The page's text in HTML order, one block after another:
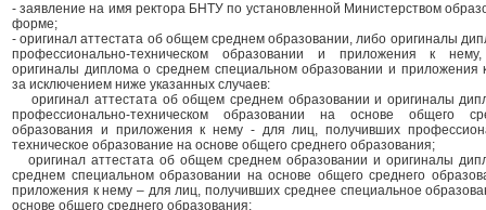
- заявление на имя ректора БНТУ по установленной Министерством
форме;
- оригинал аттестата об общем среднем образовании, либо оригиналы
профессионально-техническом образовании и приложения к
оригиналы диплома о среднем специальном образовании и приложения
за исключением ниже указанных случаев:
оригинал аттестата об общем среднем образовании и оригиналы
профессионально-техническом образовании на основе общего
образования и приложения к нему - для лиц, получивших
техническое образование на основе общего среднего образования;
оригинал аттестата об общем среднем образовании и оригиналы
среднем специальном образовании на основе общего среднего
приложения к нему – для лиц, получивших среднее специальное
основе общего среднего образования;